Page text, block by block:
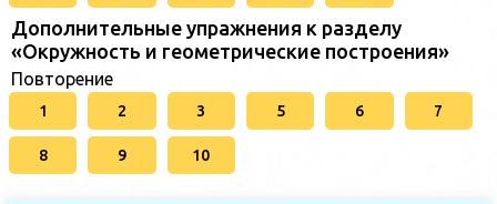
Дополнительные упражнения к разделу
«Окружность и геометрические построения»
Повторение
1 2 3 5 6 7
8 9 10